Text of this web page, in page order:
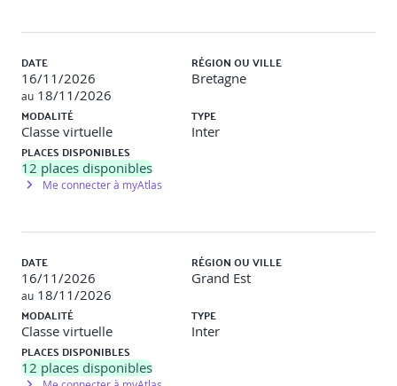
Description: Création d'une application avec des
interactions utilisateur modifiant l'état de l'interface en
temps réel.
Navigation et gestion des routes
Implémenter la navigation entre différentes pages.
Passage de données entre les écrans.
Utilisation de la navigation nommée.
Travaux pratiques
DATE
16/11/2026
au 18/11/2026
RÉGION OU VILLE
Bretagne
MODALITÉ
Classe virtuelle
TYPE
Inter
PLACES DISPONIBLES
12 places disponibles
Me connecter à myAtlas
DATE
16/11/2026
au 18/11/2026
RÉGION OU VILLE
Grand Est
MODALITÉ
Classe virtuelle
TYPE
Inter
PLACES DISPONIBLES
12 places disponibles